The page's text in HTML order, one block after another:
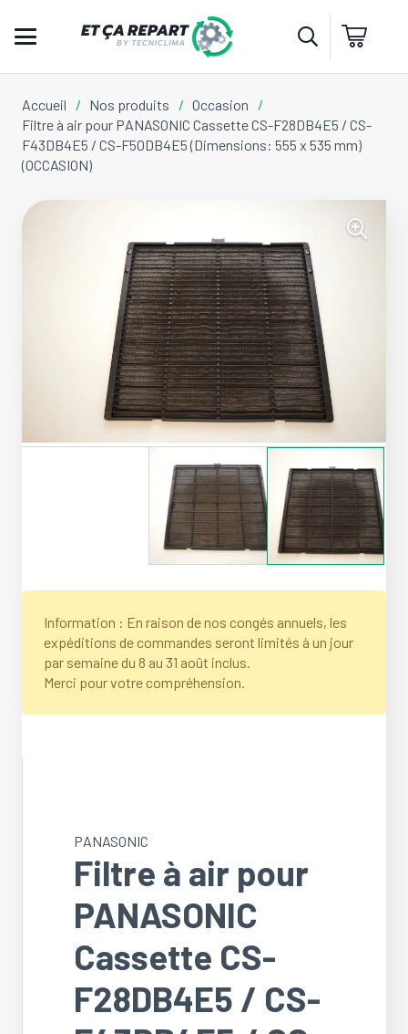
Accueil / Nos produits / Occasion
/
Filtre à air pour PANASONIC Cassette CS-F28DB4E5 / CS-
F43DB4E5 / CS-F50DB4E5 (Dimensions: 555 x 535 mm)
(OCCASION)
Information : En raison de nos congés annuels, les
expéditions de commandes seront limités à un jour
par semaine du 8 au 31 août inclus.
Merci pour votre compréhension.
PANASONIC
Filtre à air pour
PANASONIC
Cassette CS-
F28DB4E5 / CS-